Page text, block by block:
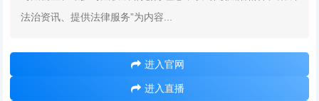
法治资讯、提供法律服务”为内容...
进入官网
进入直播